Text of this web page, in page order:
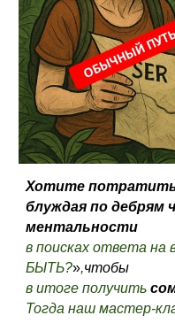
Хотите
блуждая по дебрям
ментальности
в поисках ответа на
БЫТЬ?»,чтобы
в итоге получить
Тогда наш мастер-